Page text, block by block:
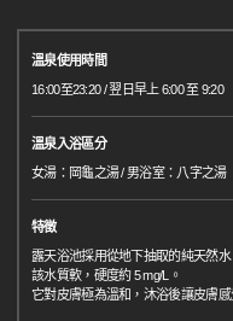
溫泉使用時間
16:00至23:20 / 翌日早上 6:00 至 9:20
溫泉入浴區分
女湯：岡龜之湯 / 男浴室：八字之湯
特徵
露天浴池採用從地下抽取的純天然水
該水質軟，硬度約 5 mg/L。
它對皮膚極為溫和，沐浴後讓皮膚感